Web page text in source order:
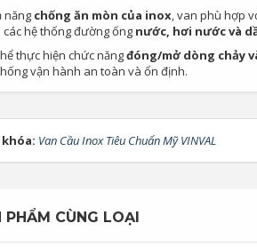
năng chống ăn mòn của inox, van phù hợp
hệ thống đường ống nước, hơi nước và
thực hiện chức năngđóng/mở dòng chảy
vận hành an toàn và ổn định.
Van Cầu Inox Tiêu Chuẩn Mỹ VINVAL
PHẨM CÙNG LOẠI